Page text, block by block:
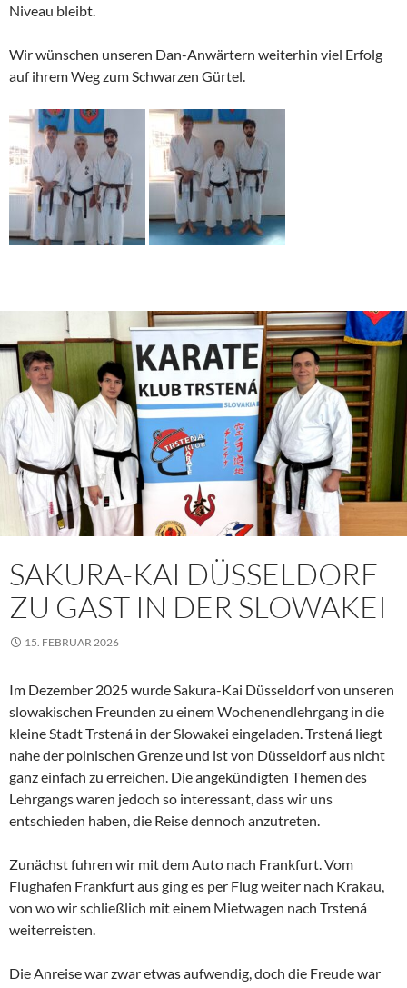
Niveau bleibt.
Wir wünschen unseren Dan-Anwärtern weiterhin viel Erfolg
auf ihrem Weg zum Schwarzen Gürtel.
SAKURA-KAI DÜSSELDORF
ZU GAST IN DER SLOWAKEI
15. FEBRUAR 2026
Im Dezember 2025 wurde Sakura-Kai Düsseldorf von unseren
slowakischen Freunden zu einem Wochenendlehrgang in die
kleine Stadt Trstená in der Slowakei eingeladen. Trstená liegt
nahe der polnischen Grenze und ist von Düsseldorf aus nicht
ganz einfach zu erreichen. Die angekündigten Themen des
Lehrgangs waren jedoch so interessant, dass wir uns
entschieden haben, die Reise dennoch anzutreten.
Zunächst fuhren wir mit dem Auto nach Frankfurt. Vom
Flughafen Frankfurt aus ging es per Flug weiter nach Krakau,
von wo wir schließlich mit einem Mietwagen nach Trstená
weiterreisten.
Die Anreise war zwar etwas aufwendig, doch die Freude war